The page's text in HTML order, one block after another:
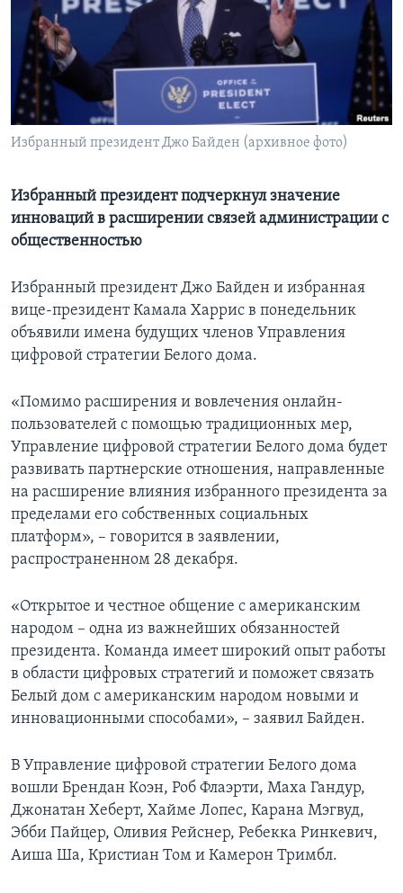
Learning English
СОЦИАЛЬНЫЕ СЕТИ
Избранный президент Джо Байден (архивное фото)
Избранный президент подчеркнул значение
инноваций в расширении связей администрации с
общественностью
Избранный президент Джо Байден и избранная
вице-президент Камала Харрис в понедельник
объявили имена будущих членов Управления
цифровой стратегии Белого дома.
«Помимо расширения и вовлечения онлайн-
пользователей с помощью традиционных мер,
Управление цифровой стратегии Белого дома будет
развивать партнерские отношения, направленные
на расширение влияния избранного президента за
пределами его собственных социальных
платформ», – говорится в заявлении,
распространенном 28 декабря.
«Открытое и честное общение с американским
народом – одна из важнейших обязанностей
президента. Команда имеет широкий опыт работы
в области цифровых стратегий и поможет связать
Белый дом с американским народом новыми и
инновационными способами», – заявил Байден.
В Управление цифровой стратегии Белого дома
вошли Брендан Коэн, Роб Флаэрти, Маха Гандур,
Джонатан Хеберт, Хайме Лопес, Карана Мэгвуд,
Эбби Пайцер, Оливия Рейснер, Ребекка Ринкевич,
Аиша Ша, Кристиан Том и Камерон Тримбл.